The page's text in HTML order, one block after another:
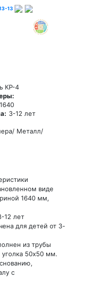
13
КР-4
3-12 лет
Металл/
виде
1640 мм,
12 лет
для детей от 3-
из трубы
50х50 мм.
с